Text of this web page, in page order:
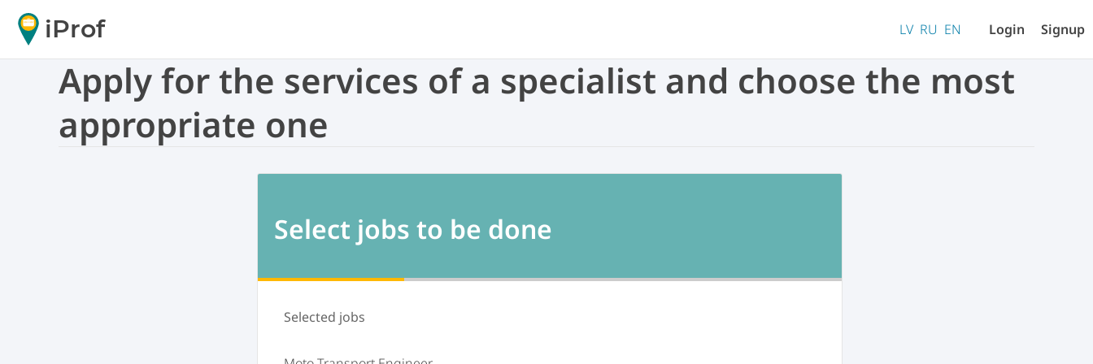
iProf LV RU EN Login Signup
Apply for the services of a specialist and choose the most
appropriate one
Select jobs to be done
Selected jobs